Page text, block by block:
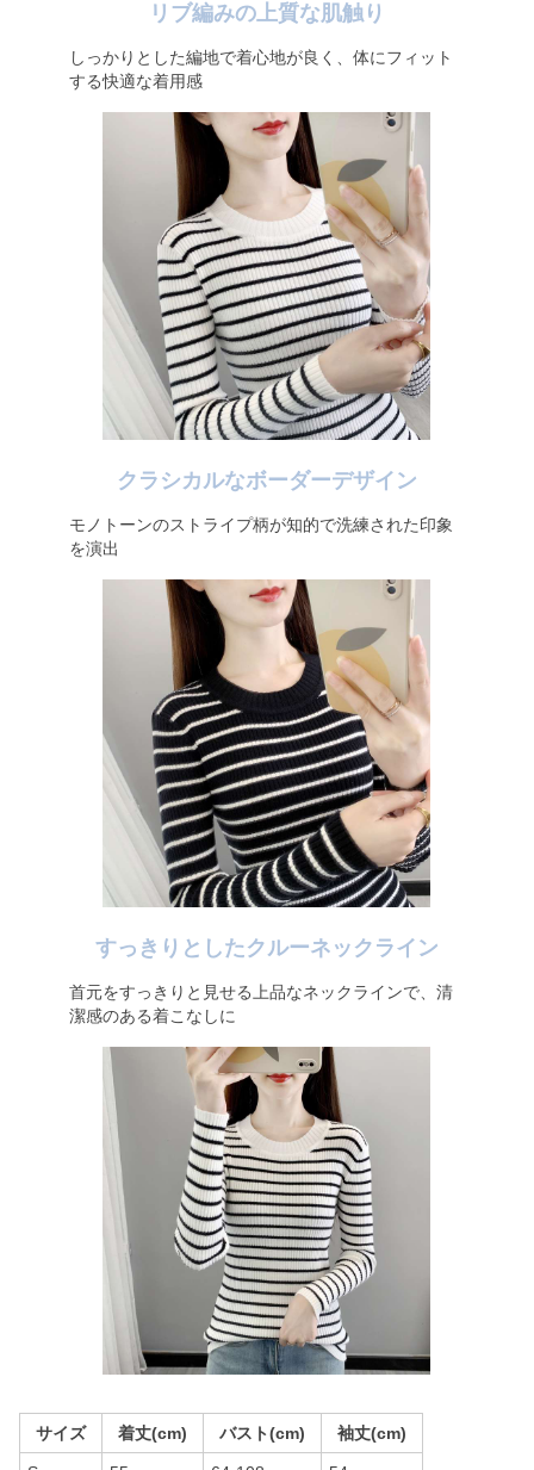
リブ編みの上質な肌触り
しっかりとした編地で着心地が良く、体にフィット
する快適な着用感
クラシカルなボーダーデザイン
モノトーンのストライプ柄が知的で洗練された印象
を演出
すっきりとしたクルーネックライン
首元をすっきりと見せる上品なネックラインで、清
潔感のある着こなしに
サイズ 着丈(cm) バスト(cm) 袖丈(cm)